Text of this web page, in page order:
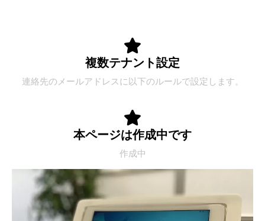
複数テナント設定
連絡先のメールアドレスに以下のルールで設定します。
本ページは作成中です
作成中